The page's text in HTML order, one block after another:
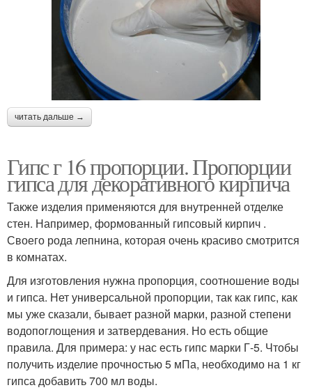
читать дальше →
Гипс г 16 пропорции. Пропорции
гипса для декоративного кирпича
Также изделия применяются для внутренней отделке
стен. Например, формованный гипсовый кирпич .
Своего рода лепнина, которая очень красиво смотрится
в комнатах.
Для изготовления нужна пропорция, соотношение воды
и гипса. Нет универсальной пропорции, так как гипс, как
мы уже сказали, бывает разной марки, разной степени
водопоглощения и затвердевания. Но есть общие
правила. Для примера: у нас есть гипс марки Г-5. Чтобы
получить изделие прочностью 5 мПа, необходимо на 1 кг
гипса добавить 700 мл воды.